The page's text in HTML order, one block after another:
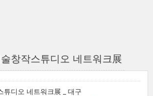
창작스튜디오 네트워크展
튜디오 네트워크展 _ 대구